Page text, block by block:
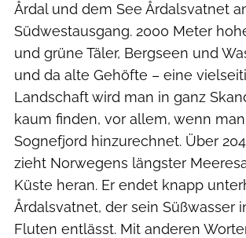
Årdal und dem See Årdalsvatnet
Südwestausgang. 2000 Meter
und grüne Täler, Bergseen und
und da alte Gehöfte – eine
Landschaft wird man in ganz
kaum finden, vor allem, wenn
Sognefjord hinzurechnet. Über
zieht Norwegens längster
Küste heran. Er endet knapp
Årdalsvatnet, der sein Süßwasser
Fluten entlässt. Mit anderen